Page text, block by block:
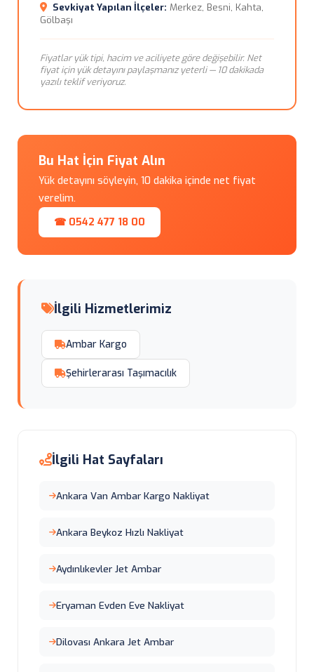
Sevkiyat Yapılan İlçeler: Merkez, Besni, Kahta,
Gölbaşı
Fiyatlar yük tipi, hacim ve aciliyete göre değişebilir. Net
fiyat için yük detayını paylaşmanız yeterli — 10 dakikada
yazılı teklif veriyoruz.
Bu Hat İçin Fiyat Alın
Yük detayını söyleyin, 10 dakika içinde net fiyat
verelim.
☎ 0542 477 18 00
İlgili Hizmetlerimiz
Ambar Kargo
Şehirlerarası Taşımacılık
İlgili Hat Sayfaları
Ankara Van Ambar Kargo Nakliyat
Ankara Beykoz Hızlı Nakliyat
Aydınlıkevler Jet Ambar
Eryaman Evden Eve Nakliyat
Dilovası Ankara Jet Ambar